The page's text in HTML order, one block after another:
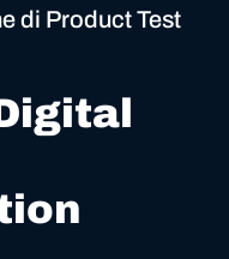
di Product Test